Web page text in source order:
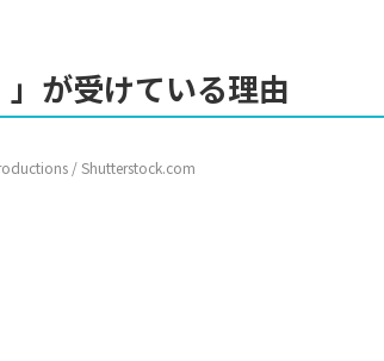
が受けている理由
/ Shutterstock.com